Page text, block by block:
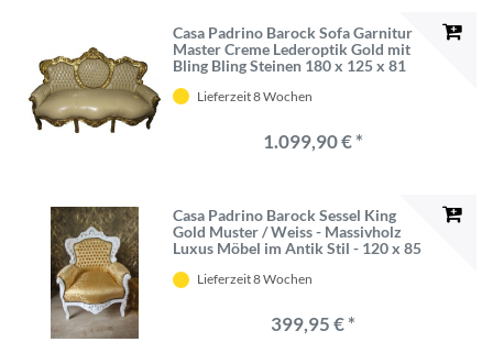
Casa Padrino Barock Sofa Garnitur
Master Creme Lederoptik Gold mit
Bling Bling Steinen 180 x 125 x 81
Lieferzeit 8 Wochen
1.099,90 € *
Casa Padrino Barock Sessel King
Gold Muster / Weiss - Massivholz
Luxus Möbel im Antik Stil - 120 x 85
Lieferzeit 8 Wochen
399,95 € *